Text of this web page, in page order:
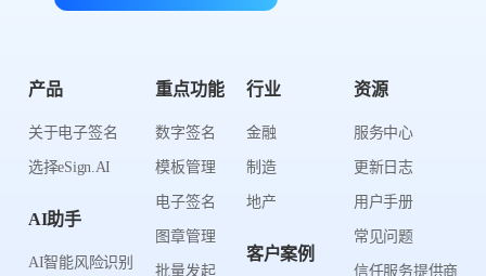
产品
关于电子签名
选择eSign.AI
AI助手
AI智能风险识别
重点功能
数字签名
模板管理
电子签名
图章管理
批量发起
行业
金融
制造
地产
客户案例
资源
服务中心
更新日志
用户手册
常见问题
信任服务提供商